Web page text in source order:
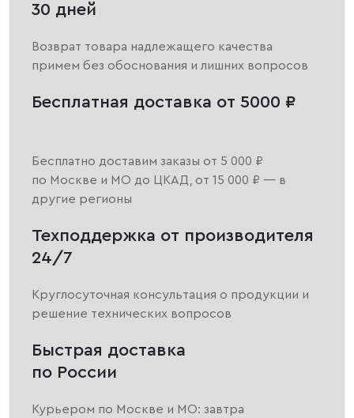
30 дней
Возврат товара надлежащего качества
примем без обоснования и лишних вопросов
Бесплатная доставка от 5000 ₽
Бесплатно доставим заказы от 5 000 ₽
по Москве и МО до ЦКАД, от 15 000 ₽ — в
другие регионы
Техподдержка от производителя
24/7
Круглосуточная консультация о продукции и
решение технических вопросов
Быстрая доставка
по России
Курьером по Москве и МО: завтра